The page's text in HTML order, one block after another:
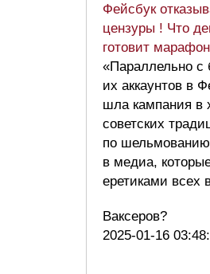
Фейсбук
цензуры ! Что
готовит
«Параллельно с
их аккаунтов в
шла кампания в
советских
по
в медиа,
еретиками всех
Ваксеров?
2025-01-16